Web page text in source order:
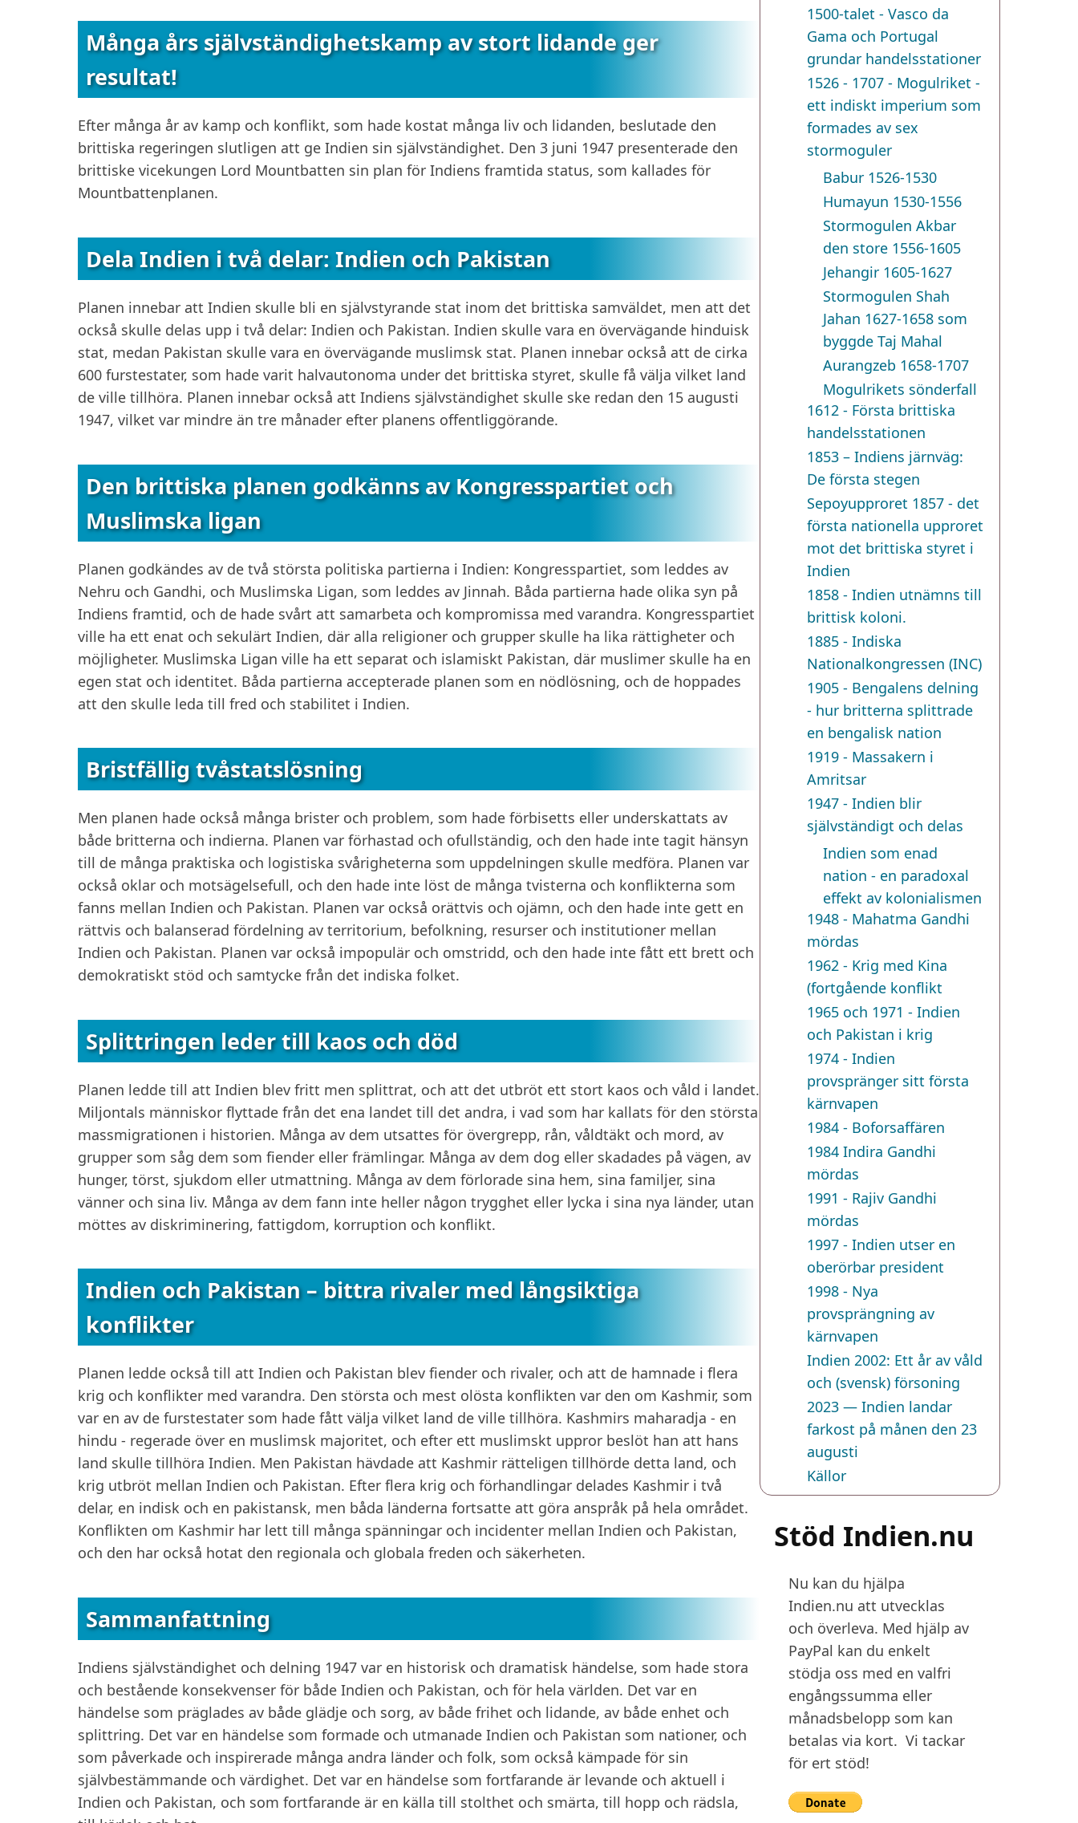
Många års självständighetskamp av stort lidande ger
resultat!
Efter många år av kamp och konflikt, som hade kostat många liv och lidanden, beslutade den
brittiska regeringen slutligen att ge Indien sin självständighet. Den 3 juni 1947 presenterade den
brittiske vicekungen Lord Mountbatten sin plan för Indiens framtida status, som kallades för
Mountbattenplanen.
Dela Indien i två delar: Indien och Pakistan
Planen innebar att Indien skulle bli en självstyrande stat inom det brittiska samväldet, men att det
också skulle delas upp i två delar: Indien och Pakistan. Indien skulle vara en övervägande hinduisk
stat, medan Pakistan skulle vara en övervägande muslimsk stat. Planen innebar också att de cirka
600 furstestater, som hade varit halvautonoma under det brittiska styret, skulle få välja vilket land
de ville tillhöra. Planen innebar också att Indiens självständighet skulle ske redan den 15 augusti
1947, vilket var mindre än tre månader efter planens offentliggörande.
Den brittiska planen godkänns av Kongresspartiet och
Muslimska ligan
Planen godkändes av de två största politiska partierna i Indien: Kongresspartiet, som leddes av
Nehru och Gandhi, och Muslimska Ligan, som leddes av Jinnah. Båda partierna hade olika syn på
Indiens framtid, och de hade svårt att samarbeta och kompromissa med varandra. Kongresspartiet
ville ha ett enat och sekulärt Indien, där alla religioner och grupper skulle ha lika rättigheter och
möjligheter. Muslimska Ligan ville ha ett separat och islamiskt Pakistan, där muslimer skulle ha en
egen stat och identitet. Båda partierna accepterade planen som en nödlösning, och de hoppades
att den skulle leda till fred och stabilitet i Indien.
Bristfällig tvåstatslösning
Men planen hade också många brister och problem, som hade förbisetts eller underskattats av
både britterna och indierna. Planen var förhastad och ofullständig, och den hade inte tagit hänsyn
till de många praktiska och logistiska svårigheterna som uppdelningen skulle medföra. Planen var
också oklar och motsägelsefull, och den hade inte löst de många tvisterna och konflikterna som
fanns mellan Indien och Pakistan. Planen var också orättvis och ojämn, och den hade inte gett en
rättvis och balanserad fördelning av territorium, befolkning, resurser och institutioner mellan
Indien och Pakistan. Planen var också impopulär och omstridd, och den hade inte fått ett brett och
demokratiskt stöd och samtycke från det indiska folket.
Splittringen leder till kaos och död
Planen ledde till att Indien blev fritt men splittrat, och att det utbröt ett stort kaos och våld i landet.
Miljontals människor flyttade från det ena landet till det andra, i vad som har kallats för den största
massmigrationen i historien. Många av dem utsattes för övergrepp, rån, våldtäkt och mord, av
grupper som såg dem som fiender eller främlingar. Många av dem dog eller skadades på vägen, av
hunger, törst, sjukdom eller utmattning. Många av dem förlorade sina hem, sina familjer, sina
vänner och sina liv. Många av dem fann inte heller någon trygghet eller lycka i sina nya länder, utan
möttes av diskriminering, fattigdom, korruption och konflikt.
Indien och Pakistan – bittra rivaler med långsiktiga
konflikter
Planen ledde också till att Indien och Pakistan blev fiender och rivaler, och att de hamnade i flera
krig och konflikter med varandra. Den största och mest olösta konflikten var den om Kashmir, som
var en av de furstestater som hade fått välja vilket land de ville tillhöra. Kashmirs maharadja - en
hindu - regerade över en muslimsk majoritet, och efter ett muslimskt uppror beslöt han att hans
land skulle tillhöra Indien. Men Pakistan hävdade att Kashmir rätteligen tillhörde detta land, och
krig utbröt mellan Indien och Pakistan. Efter flera krig och förhandlingar delades Kashmir i två
delar, en indisk och en pakistansk, men båda länderna fortsatte att göra anspråk på hela området.
Konflikten om Kashmir har lett till många spänningar och incidenter mellan Indien och Pakistan,
och den har också hotat den regionala och globala freden och säkerheten.
Sammanfattning
Indiens självständighet och delning 1947 var en historisk och dramatisk händelse, som hade stora
och bestående konsekvenser för både Indien och Pakistan, och för hela världen. Det var en
händelse som präglades av både glädje och sorg, av både frihet och lidande, av både enhet och
splittring. Det var en händelse som formade och utmanade Indien och Pakistan som nationer, och
som påverkade och inspirerade många andra länder och folk, som också kämpade för sin
självbestämmande och värdighet. Det var en händelse som fortfarande är levande och aktuell i
Indien och Pakistan, och som fortfarande är en källa till stolthet och smärta, till hopp och rädsla,
1500-talet - Vasco da
Gama och Portugal
grundar handelsstationer
1526 - 1707 - Mogulriket -
ett indiskt imperium som
formades av sex
stormoguler
Babur 1526-1530
Humayun 1530-1556
Stormogulen Akbar
den store 1556-1605
Jehangir 1605-1627
Stormogulen Shah
Jahan 1627-1658 som
byggde Taj Mahal
Aurangzeb 1658-1707
Mogulrikets sönderfall
1612 - Första brittiska
handelsstationen
1853 – Indiens järnväg:
De första stegen
Sepoyupproret 1857 - det
första nationella upproret
mot det brittiska styret i
Indien
1858 - Indien utnämns till
brittisk koloni.
1885 - Indiska
Nationalkongressen (INC)
1905 - Bengalens delning
- hur britterna splittrade
en bengalisk nation
1919 - Massakern i
Amritsar
1947 - Indien blir
självständigt och delas
Indien som enad
nation - en paradoxal
effekt av kolonialismen
1948 - Mahatma Gandhi
mördas
1962 - Krig med Kina
(fortgående konflikt
1965 och 1971 - Indien
och Pakistan i krig
1974 - Indien
provspränger sitt första
kärnvapen
1984 - Boforsaffären
1984 Indira Gandhi
mördas
1991 - Rajiv Gandhi
mördas
1997 - Indien utser en
oberörbar president
1998 - Nya
provsprängning av
kärnvapen
Indien 2002: Ett år av våld
och (svensk) försoning
2023 — Indien landar
farkost på månen den 23
augusti
Källor
Stöd Indien.nu
Nu kan du hjälpa
Indien.nu att utvecklas
och överleva. Med hjälp av
PayPal kan du enkelt
stödja oss med en valfri
engångssumma eller
månadsbelopp som kan
betalas via kort. Vi tackar
för ert stöd!